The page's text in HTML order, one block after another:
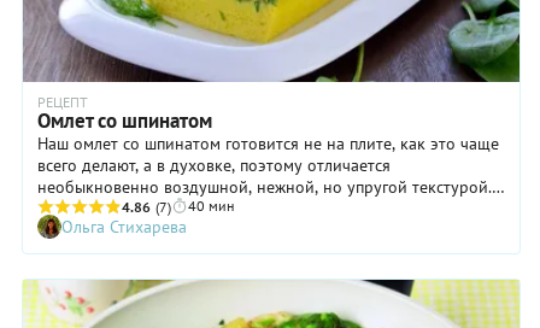
РЕЦЕПТ
Омлет со шпинатом
Наш омлет со шпинатом готовится не на плите, как это чаще
всего делают, а в духовке, поэтому отличается
необыкновенно воздушной, нежной, но упругой текстурой.
Блюдо идеально подходит для завтрака: оно отлично
усваивается и обеспечивает насыщение на несколько часов.
Омлет со шпинатом можно подать и в качестве легкого
ужина, дополнив свежими овощами, например, помидорами.
Чтобы придать вкусу блюда более выразительный вкус, в
яичную массу можно добавить зубчик чеснока,
4.86 (7) 40 мин
Ольга Стихарева